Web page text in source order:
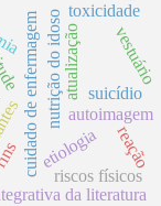
cuidado de enfermagemetiologia
da literatura
atualização
nutrição do idoso
riscos físicos
autoimagem
suicídio
vestuário
reação
toxicidade